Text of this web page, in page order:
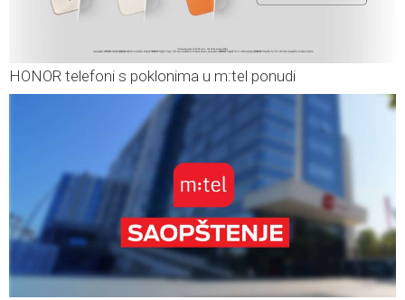
HONOR telefoni s poklonima u m:tel ponudi